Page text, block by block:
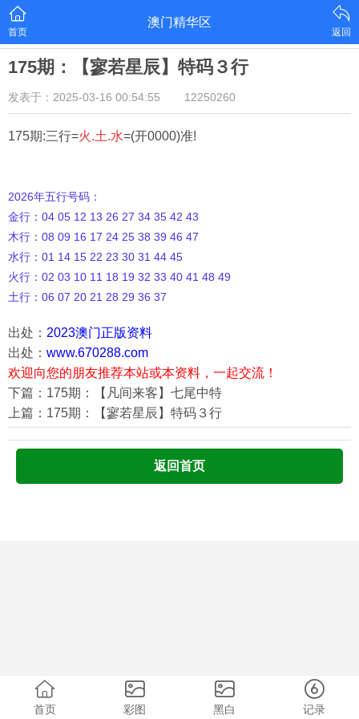
首页
澳门精华区
返回
175期：【寥若星辰】特码３行
发表于：2025-03-16 00:54:55 12250260
175期:三行=火.土.水=(开0000)准!
2026年五行号码：
金行：04 05 12 13 26 27 34 35 42 43
木行：08 09 16 17 24 25 38 39 46 47
水行：01 14 15 22 23 30 31 44 45
火行：02 03 10 11 18 19 32 33 40 41 48 49
土行：06 07 20 21 28 29 36 37
出处： 2023澳门正版资料
出处： www.670288.com
欢迎向您的朋友推荐本站或本资料，一起交流！
下篇：175期：【凡间来客】七尾中特
上篇：175期：【寥若星辰】特码３行
返回首页
首页 彩图 黑白 记录